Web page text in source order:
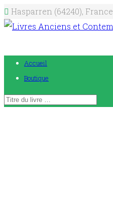
Hasparren (64240), France
Accueil
Boutique